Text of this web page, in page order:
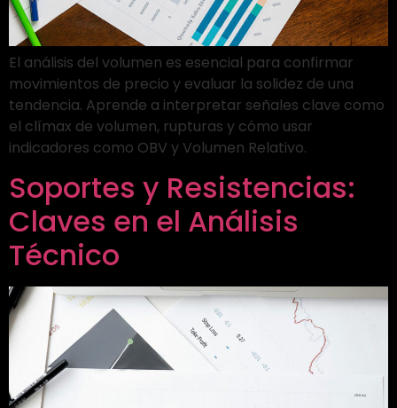
El análisis del volumen es esencial para confirmar
movimientos de precio y evaluar la solidez de una
tendencia. Aprende a interpretar señales clave como
el clímax de volumen, rupturas y cómo usar
indicadores como OBV y Volumen Relativo.
Soportes y Resistencias:
Claves en el Análisis
Técnico